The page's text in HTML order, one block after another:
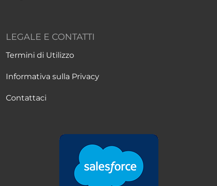
LEGALE E CONTATTI
Termini di Utilizzo
Informativa sulla Privacy
Contattaci